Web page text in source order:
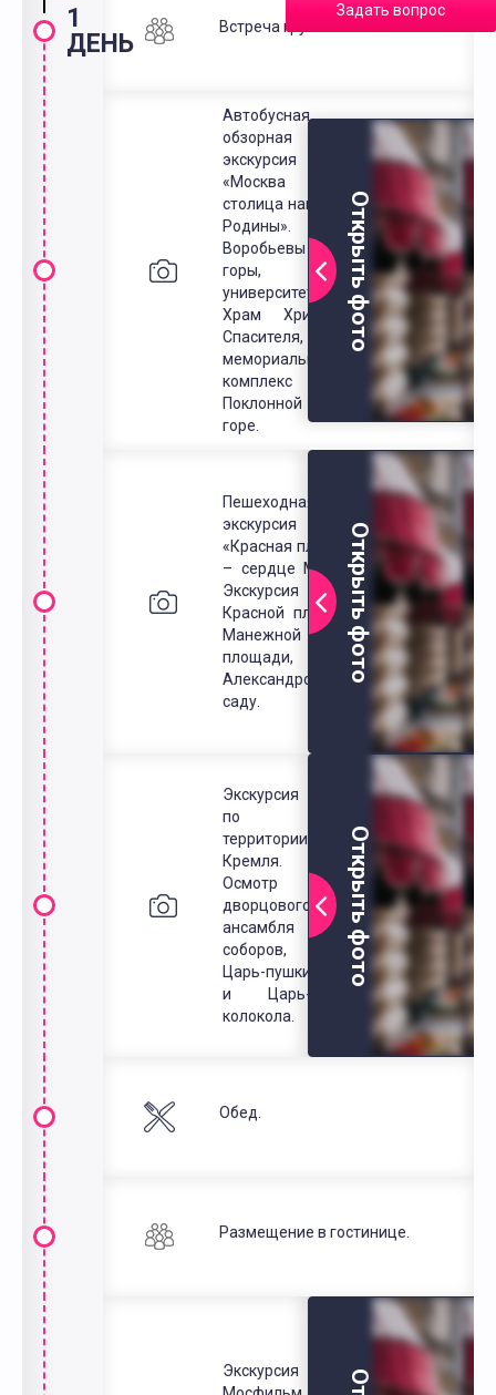
Задать вопрос
1
ДЕНЬ
Встреча группы на вокзале.
Автобусная
обзорная
экскурсия
«Москва –
столица нашей
Родины».
Воробьевы
горы,
университет,
Храм Христа
Спасителя,
мемориальный
комплекс на
Поклонной
горе.
Открыть фото
Пешеходная
экскурсия
«Красная площадь
– сердце Москвы.
Экскурсия по
Красной площади,
Манежной
площади,
Александровскому
саду.
Открыть фото
Экскурсия
по
территории
Кремля.
Осмотр
дворцового
ансамбля
соборов,
Царь-пушки
и Царь-
колокола.
Открыть фото
Размещение в гостинице.
Экскурсия на